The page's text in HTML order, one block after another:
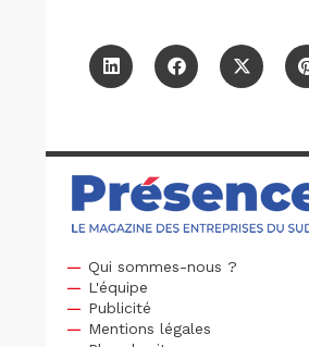
Qui sommes-nous ?
L'équipe
Publicité
Mentions légales